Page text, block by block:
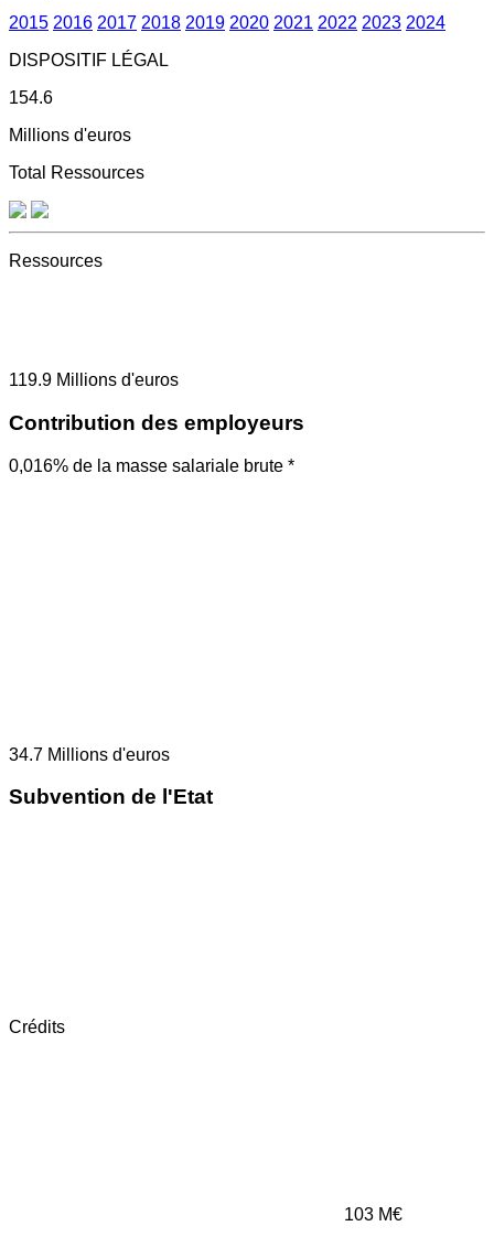
2015 2016 2017 2018 2019 2020 2021 2022 2023 2024
DISPOSITIF LÉGAL
154.6
Millions d'euros
Total Ressources
Ressources
119.9 Millions d'euros
Contribution des employeurs
0,016% de la masse salariale brute *
34.7 Millions d'euros
Subvention de l'Etat
Crédits
103 M€